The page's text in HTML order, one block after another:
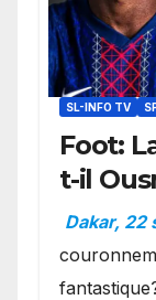
SL-INFO TV
Foot:
t-il
Ballon
Dakar, 22